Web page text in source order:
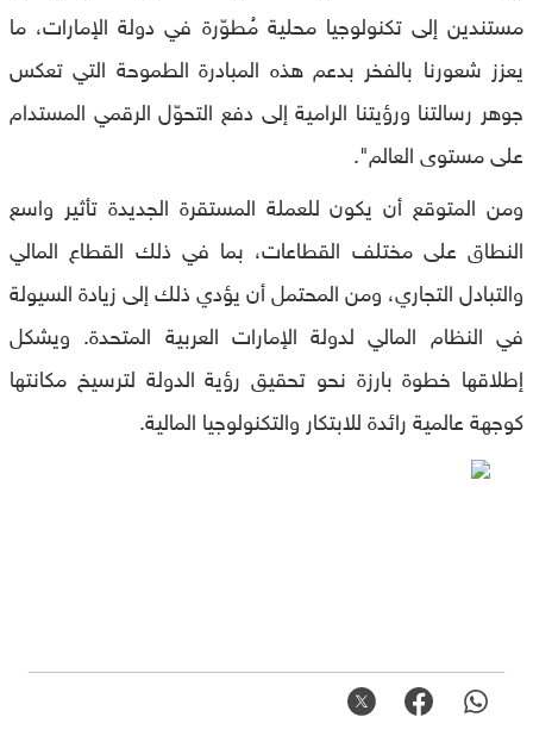
مستندين إلى تكنولوجيا محلية مُطوّرة في دولة الإمارات، ما
يعزز شعورنا بالفخر بدعم هذه المبادرة الطموحة التي تعكس
جوهر رسالتنا ورؤيتنا الرامية إلى دفع التحوّل الرقمي المستدام
على مستوى العالم".
ومن المتوقع أن يكون للعملة المستقرة الجديدة تأثير واسع
النطاق على مختلف القطاعات، بما في ذلك القطاع المالي
والتبادل التجاري، ومن المحتمل أن يؤدي ذلك إلى زيادة السيولة
في النظام المالي لدولة الإمارات العربية المتحدة. ويشكل
إطلاقها خطوة بارزة نحو تحقيق رؤية الدولة لترسيخ مكانتها
كوجهة عالمية رائدة للابتكار والتكنولوجيا المالية.